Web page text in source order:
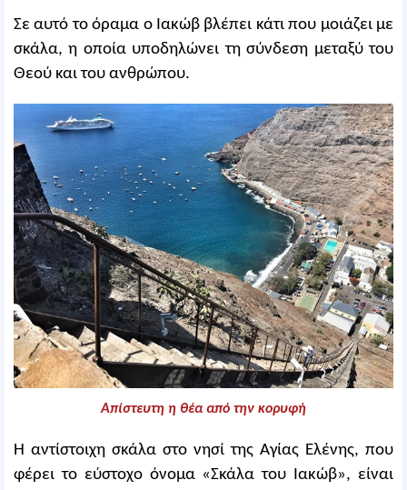
Σε αυτό το όραμα ο Ιακώβ βλέπει κάτι που μοιάζει με
σκάλα, η οποία υποδηλώνει τη σύνδεση μεταξύ του
Θεού και του ανθρώπου.
Απίστευτη η θέα από την κορυφή
Η αντίστοιχη σκάλα στο νησί της Αγίας Ελένης, που
φέρει το εύστοχο όνομα «Σκάλα του Ιακώβ», είναι